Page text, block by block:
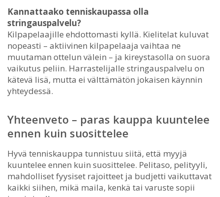
Kannattaako tenniskaupassa olla
stringauspalvelu?
Kilpapelaajille ehdottomasti kyllä. Kielitelat kuluvat
nopeasti – aktiivinen kilpapelaaja vaihtaa ne
muutaman ottelun välein – ja kireystasolla on suora
vaikutus peliin. Harrastelijalle stringauspalvelu on
kätevä lisä, mutta ei välttämätön jokaisen käynnin
yhteydessä.
Yhteenveto – paras kauppa kuuntelee
ennen kuin suosittelee
Hyvä tenniskauppa tunnistuu siitä, että myyjä
kuuntelee ennen kuin suosittelee. Pelitaso, pelityyli,
mahdolliset fyysiset rajoitteet ja budjetti vaikuttavat
kaikki siihen, mikä maila, kenkä tai varuste sopii